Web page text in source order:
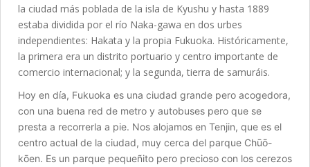
la ciudad más poblada de la isla de Kyushu y hasta 1889
estaba dividida por el río Naka-gawa en dos urbes
independientes: Hakata y la propia Fukuoka. Históricamente,
la primera era un distrito portuario y centro importante de
comercio internacional; y la segunda, tierra de samuráis.
Hoy en día, Fukuoka es una ciudad grande pero acogedora,
con una buena red de metro y autobuses pero que se
presta a recorrerla a pie. Nos alojamos en Tenjin, que es el
centro actual de la ciudad, muy cerca del parque Chūō-
kōen. Es un parque pequeñito pero precioso con los cerezos